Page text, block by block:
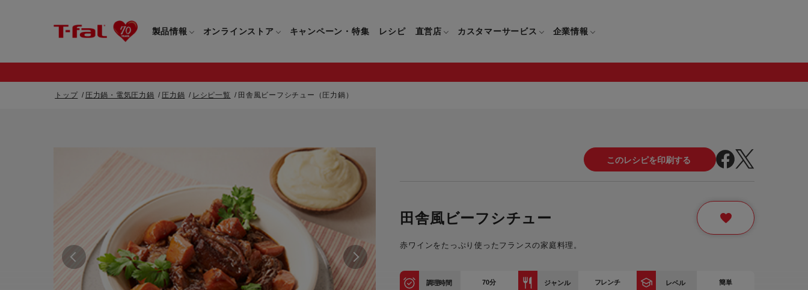
製品情報
すべてのフライパン・鍋
取っ手つきフライパン・鍋
取っ手のとれるフライパン・鍋
電気ケトル
すべての電気ケトル
すべてのキッチン用品
キッチンナイフ(包丁)
マルチみじん切り器
ドリンクウェア
キッチンツール
カトラリー
ハンドブレンダー
フードプロセッサー
トースター
オンラインストア
取っ手つきフライパン・鍋一覧
取っ手のとれるフライパン・鍋一覧
電気ケトル一覧
すべての電気ケトル一覧
すべてのキッチン用品一覧
キッチンナイフ(包丁)一覧
マルチみじん切り器一覧
保存容器一覧
ドリンクウェア一覧
キッチンツール一覧
カトラリー一覧
ハンドブレンダー一覧
フードプロセッサー一覧
トースター一覧
ギフト・プレゼント特集
キャンペーン・特集 レシピ 直営店
直営店限定製品一覧
カスタマーサービス
製品についてのよくあるご質問
ご購入についてのよくあるご質問
ティファール会員に関するよくある
ご質問
保証について
企業情報
ティファールについて
グループセブジャパン
トップ 圧力鍋・電気圧力鍋 圧力鍋 レシピ一覧 田舎風ビーフシチュー（圧力鍋）
田舎風ビーフシチュー
赤ワインをたっぷり使ったフランスの家庭料理。
調理時間 70分 ジャンル フレンチ レベル 簡単